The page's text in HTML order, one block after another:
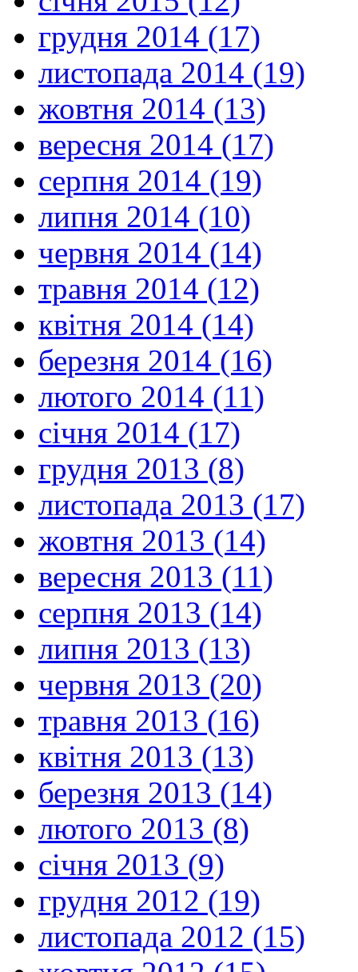
грудня 2014 (17)
листопада 2014 (19)
жовтня 2014 (13)
вересня 2014 (17)
серпня 2014 (19)
липня 2014 (10)
червня 2014 (14)
травня 2014 (12)
квітня 2014 (14)
березня 2014 (16)
лютого 2014 (11)
січня 2014 (17)
грудня 2013 (8)
листопада 2013 (17)
жовтня 2013 (14)
вересня 2013 (11)
серпня 2013 (14)
липня 2013 (13)
червня 2013 (20)
травня 2013 (16)
квітня 2013 (13)
березня 2013 (14)
лютого 2013 (8)
січня 2013 (9)
грудня 2012 (19)
листопада 2012 (15)